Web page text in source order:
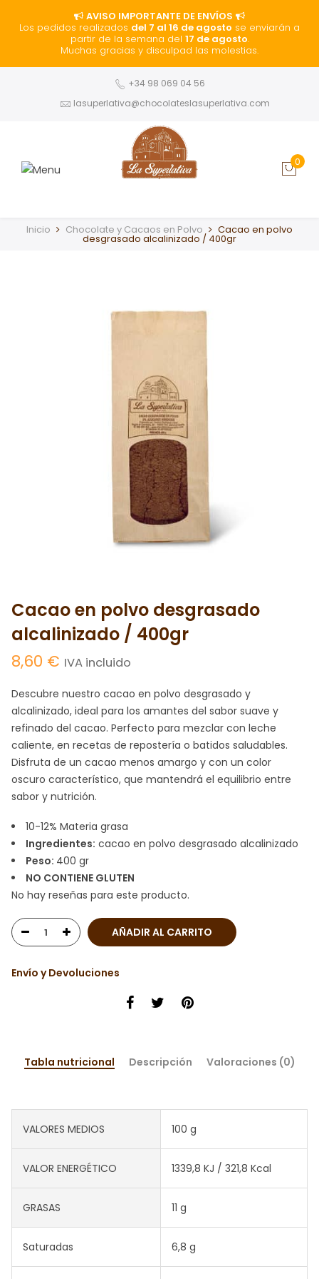
AVISO IMPORTANTE DE ENVÍOS
Los pedidos realizados del 7 al 16 de agosto se enviarán a
partir de la semana del 17 de agosto.
Muchas gracias y disculpad las molestias.
+34 98 069 04 56
lasuperlativa@chocolateslasuperlativa.com
0
Inicio Chocolate y Cacaos en Polvo Cacao en polvo
desgrasado alcalinizado / 400gr
Cacao en polvo desgrasado
alcalinizado / 400gr
8,60 € IVA incluido
Descubre nuestro cacao en polvo desgrasado y
alcalinizado, ideal para los amantes del sabor suave y
refinado del cacao. Perfecto para mezclar con leche
caliente, en recetas de repostería o batidos saludables.
Disfruta de un cacao menos amargo y con un color
oscuro característico, que mantendrá el equilibrio entre
sabor y nutrición.
10-12% Materia grasa
Ingredientes: cacao en polvo desgrasado alcalinizado
Peso: 400 gr
NO CONTIENE GLUTEN
No hay reseñas para este producto.
AÑADIR AL CARRITO
Envío y Devoluciones
Tabla nutricional Descripción Valoraciones (0)
VALORES MEDIOS 100 g
VALOR ENERGÉTICO 1339,8 KJ / 321,8 Kcal
GRASAS 11 g
Saturadas 6,8 g